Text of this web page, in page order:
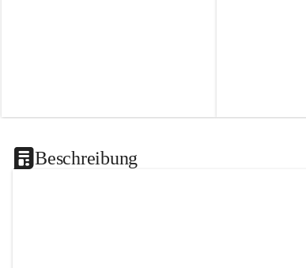
Beschreibung